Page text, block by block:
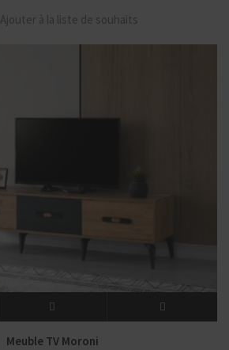
Ajouter à la liste de souhaits
Meuble TV Moroni